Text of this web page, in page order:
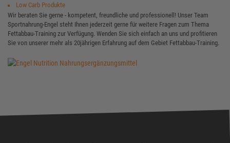
Low Carb Produkte
Wir beraten Sie gerne - kompetent, freundliche und professionell! Unser Team
Sportnahrung-Engel steht Ihnen jederzeit gerne für weitere Fragen zum Thema
Fettabbau-Training zur Verfügung. Wenden Sie sich einfach an uns und profitieren
Sie von unserer mehr als 20jährigen Erfahrung auf dem Gebiet Fettabbau-Training.